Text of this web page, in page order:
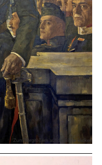
Zum Vergrößern auf die Bilder klicken